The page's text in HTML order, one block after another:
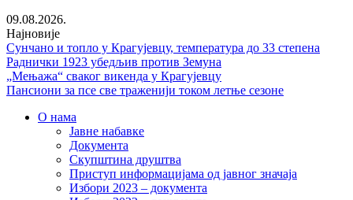
09.08.2026.
Најновије
Сунчано и топло у Крагујевцу, температура до 33 степена
Раднички 1923 убедљив против Земуна
„Мењажа“ сваког викенда у Крагујевцу
Пансиони за псе све траженији током летње сезоне
О нама
Јавне набавке
Документа
Скупштина друштва
Приступ информацијама од јавног значаја
Избори 2023 – документа